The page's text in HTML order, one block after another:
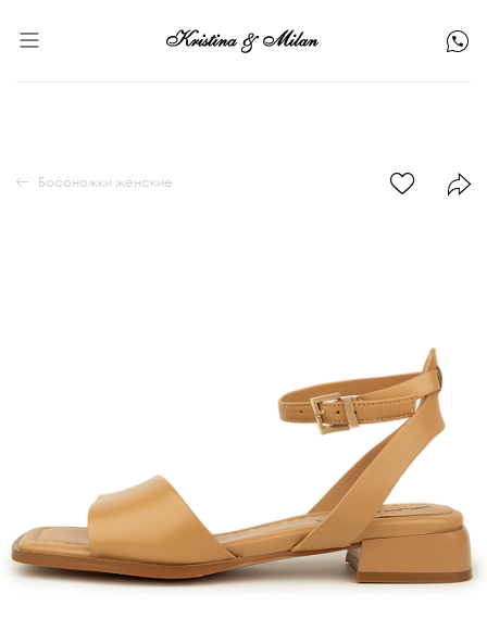
Босоножки женские